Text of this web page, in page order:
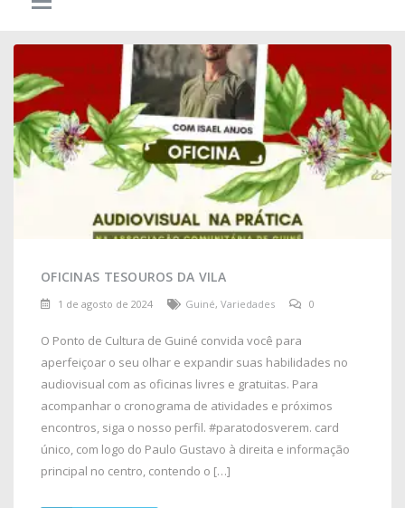
OFICINAS TESOUROS DA VILA
1 de agosto de 2024 Guiné, Variedades 0
O Ponto de Cultura de Guiné convida você para
aperfeiçoar o seu olhar e expandir suas habilidades no
audiovisual com as oficinas livres e gratuitas. Para
acompanhar o cronograma de atividades e próximos
encontros, siga o nosso perfil. #paratodosverem. card
único, com logo do Paulo Gustavo à direita e informação
principal no centro, contendo o […]